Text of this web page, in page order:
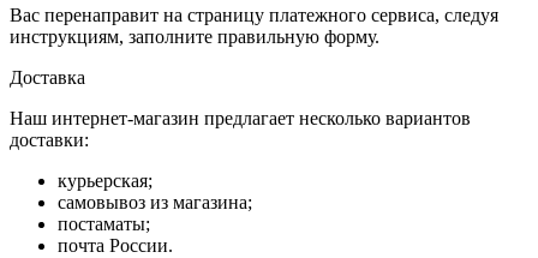
Вас перенаправит на страницу платежного сервиса, следуя
инструкциям, заполните правильную форму.
Доставка
Наш интернет-магазин предлагает несколько вариантов
доставки:
курьерская;
самовывоз из магазина;
постаматы;
почта России.